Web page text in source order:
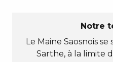
Notre
Le Maine Saosnois
Sarthe, à la limite